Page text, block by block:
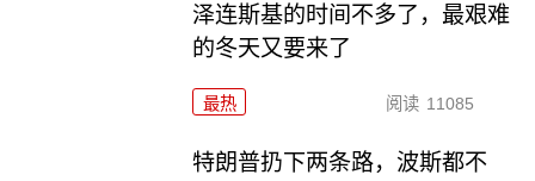
泽连斯基的时间不多了，最艰难
的冬天又要来了
最热 阅读 11085
特朗普扔下两条路，波斯都不